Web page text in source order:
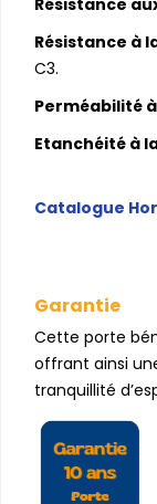
Résistance à
C3.
Perméabilité à
Etanchéité à
Catalogue
Garantie
Cette porte
offrant ainsi
tranquillité